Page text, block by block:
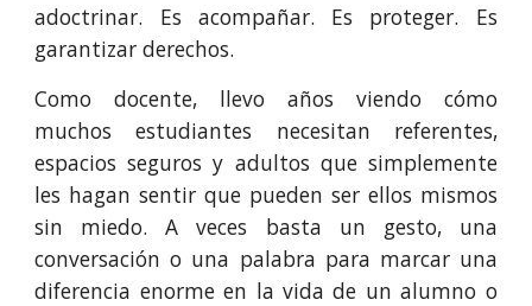
adoctrinar. Es acompañar. Es proteger. Es
garantizar derechos.
Como docente, llevo años viendo cómo
muchos estudiantes necesitan referentes,
espacios seguros y adultos que simplemente
les hagan sentir que pueden ser ellos mismos
sin miedo. A veces basta un gesto, una
conversación o una palabra para marcar una
diferencia enorme en la vida de un alumno o